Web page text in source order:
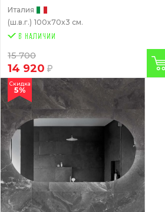
Италия
(ш.в.г.) 100x70x3 см.
15 700
14 920
Скидка
5%